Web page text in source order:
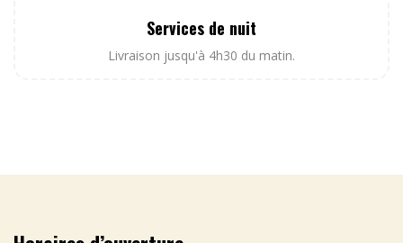
Services de nuit
Livraison jusqu'à 4h30 du matin.